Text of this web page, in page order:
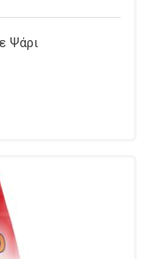
Ψάρι